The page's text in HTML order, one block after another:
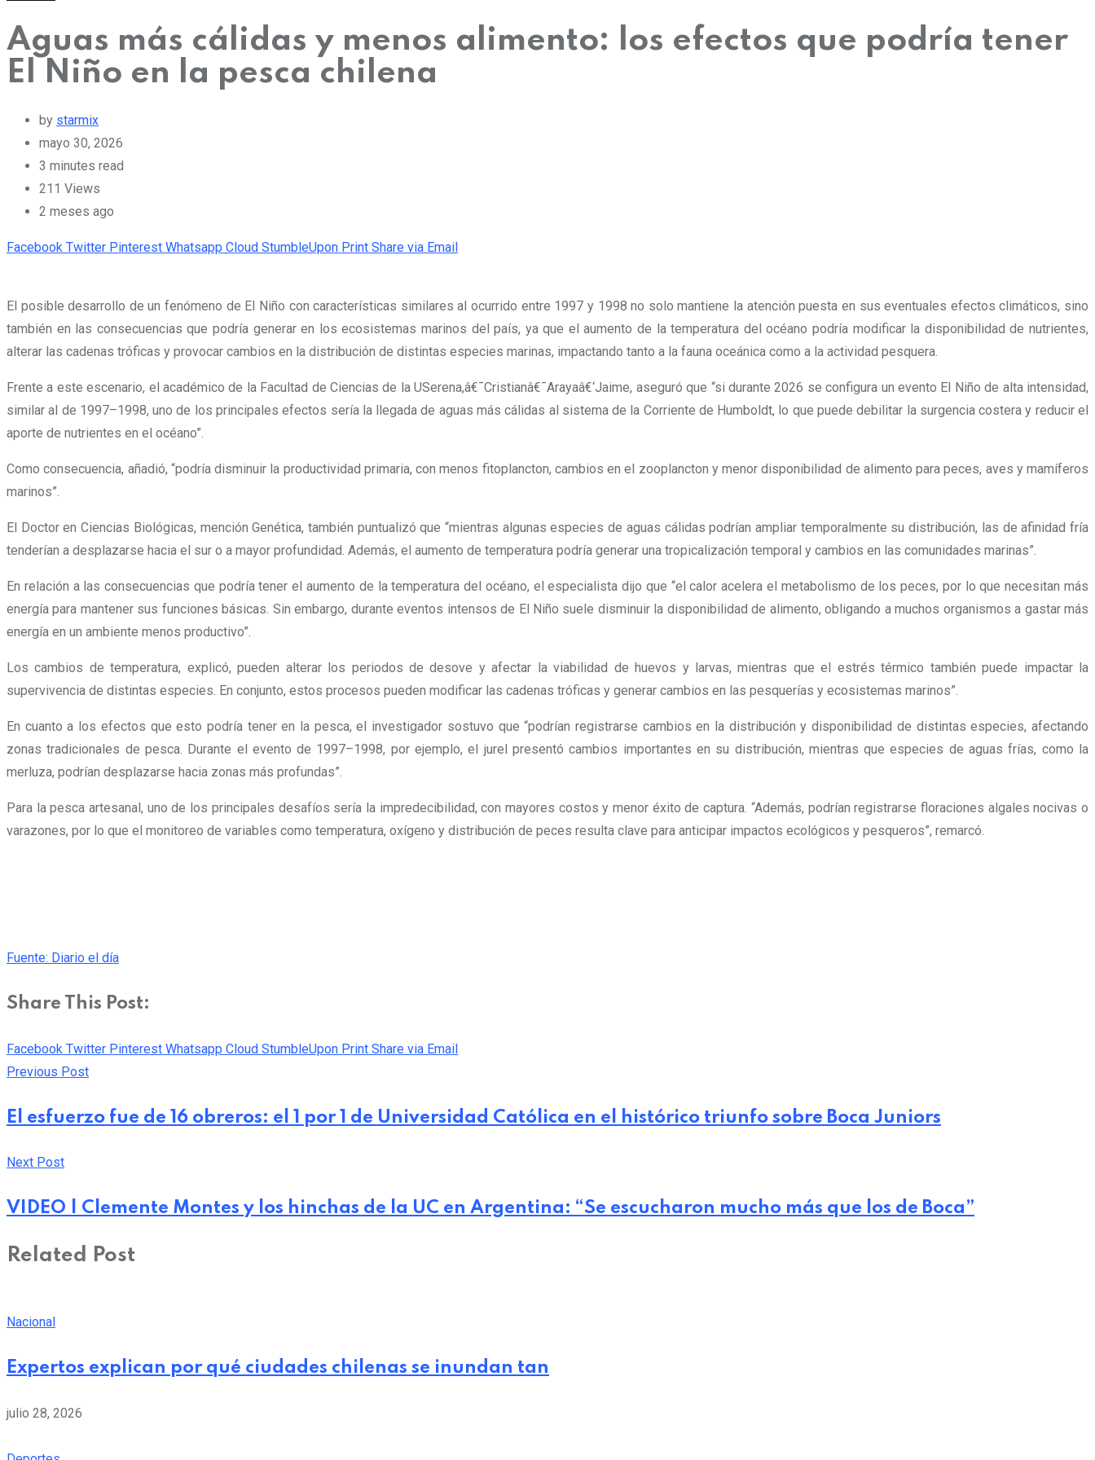
Aguas más cálidas y menos alimento: los efectos que podría tener
El Niño en la pesca chilena
by starmix
mayo 30, 2026
3 minutes read
211 Views
2 meses ago
Facebook Twitter Pinterest Whatsapp Cloud StumbleUpon Print Share via Email
El posible desarrollo de un fenómeno de El Niño con características similares al ocurrido entre 1997 y 1998 no solo mantiene la atención puesta en sus eventuales efectos climáticos, sino
también en las consecuencias que podría generar en los ecosistemas marinos del país, ya que el aumento de la temperatura del océano podría modificar la disponibilidad de nutrientes,
alterar las cadenas tróficas y provocar cambios en la distribución de distintas especies marinas, impactando tanto a la fauna oceánica como a la actividad pesquera.
Frente a este escenario, el académico de la Facultad de Ciencias de la USerena,â€¯Cristianâ€¯Arayaâ€‘Jaime, aseguró que “si durante 2026 se configura un evento El Niño de alta intensidad,
similar al de 1997–1998, uno de los principales efectos sería la llegada de aguas más cálidas al sistema de la Corriente de Humboldt, lo que puede debilitar la surgencia costera y reducir el
aporte de nutrientes en el océano”.
Como consecuencia, añadió, “podría disminuir la productividad primaria, con menos fitoplancton, cambios en el zooplancton y menor disponibilidad de alimento para peces, aves y mamíferos
marinos”.
El Doctor en Ciencias Biológicas, mención Genética, también puntualizó que “mientras algunas especies de aguas cálidas podrían ampliar temporalmente su distribución, las de afinidad fría
tenderían a desplazarse hacia el sur o a mayor profundidad. Además, el aumento de temperatura podría generar una tropicalización temporal y cambios en las comunidades marinas”.
En relación a las consecuencias que podría tener el aumento de la temperatura del océano, el especialista dijo que “el calor acelera el metabolismo de los peces, por lo que necesitan más
energía para mantener sus funciones básicas. Sin embargo, durante eventos intensos de El Niño suele disminuir la disponibilidad de alimento, obligando a muchos organismos a gastar más
energía en un ambiente menos productivo”.
Los cambios de temperatura, explicó, pueden alterar los periodos de desove y afectar la viabilidad de huevos y larvas, mientras que el estrés térmico también puede impactar la
supervivencia de distintas especies. En conjunto, estos procesos pueden modificar las cadenas tróficas y generar cambios en las pesquerías y ecosistemas marinos”.
En cuanto a los efectos que esto podría tener en la pesca, el investigador sostuvo que “podrían registrarse cambios en la distribución y disponibilidad de distintas especies, afectando
zonas tradicionales de pesca. Durante el evento de 1997–1998, por ejemplo, el jurel presentó cambios importantes en su distribución, mientras que especies de aguas frías, como la
merluza, podrían desplazarse hacia zonas más profundas”.
Para la pesca artesanal, uno de los principales desafíos sería la impredecibilidad, con mayores costos y menor éxito de captura. “Además, podrían registrarse floraciones algales nocivas o
varazones, por lo que el monitoreo de variables como temperatura, oxígeno y distribución de peces resulta clave para anticipar impactos ecológicos y pesqueros”, remarcó.
Fuente: Diario el día
Share This Post:
Facebook Twitter Pinterest Whatsapp Cloud StumbleUpon Print Share via Email
Previous Post
El esfuerzo fue de 16 obreros: el 1 por 1 de Universidad Católica en el histórico triunfo sobre Boca Juniors
Next Post
VIDEO | Clemente Montes y los hinchas de la UC en Argentina: “Se escucharon mucho más que los de Boca”
Related Post
Nacional
Expertos explican por qué ciudades chilenas se inundan tan
julio 28, 2026